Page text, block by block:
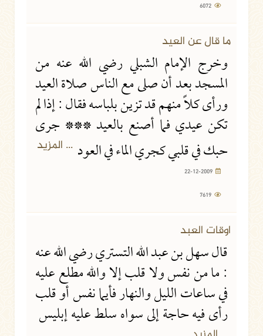
ما قال عن العيد
وخرج الإمام الشبلي رضي الله عنه من
المسجد بعد أن صلى مع الناس صلاة العيد
ورأى كلاً منهم قد تزين بلباسه فقال : إذا لم
تكن عيدي فما أصنع بالعيد *** جرى
حبك في قلبي كجري الماء في العود ... المزيد
اوقات العبد
قال سهل بن عبد الله التستري رضي الله عنه
: ما من نفس ولا قلب إلا والله مطلع عليه
في ساعات الليل والنهار فأيما نفس أو قلب
رأى فيه حاجة إلى سواه سلط عليه إبليس